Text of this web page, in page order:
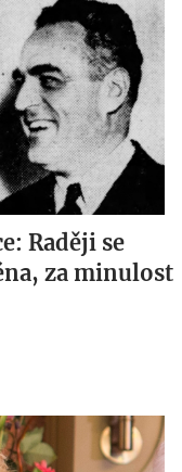
Raději se
za minulost